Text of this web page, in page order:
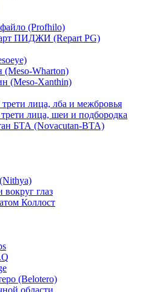
(Profhilo)
ПИДЖИ (Repart PG)
(Meso-Wharton)
(Meso-Xanthin)
лица, лба и межбровья
лица, шеи и подбородка
БТА (Novacutan-BTA)
вокруг глаз
Коллост
(Belotero)
области